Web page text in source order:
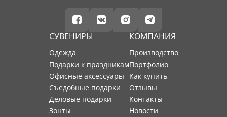
СУВЕНИРЫ
Одежда
Подарки к праздникам
Офисные аксессуары
Съедобные подарки
Деловые подарки
Зонты
КОМПАНИЯ
производство
портфолио
как купить
отзывы
контакты
новости